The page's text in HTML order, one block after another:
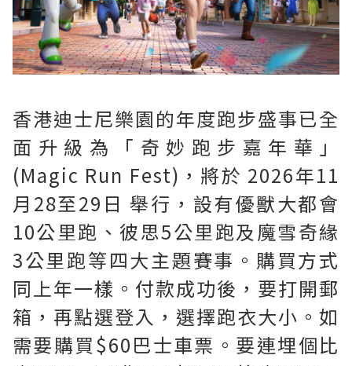
香港迪士尼樂園的年度跑步盛事已全
面升級為「奇妙跑步嘉年華」
(Magic Run Fest)，將於 2026年11
月28至29日 舉行，設有優獸大都會
10公里跑、彼思5公里跑及魔雪奇緣
3公里跑等四大主題賽事。購買方式
同上年一樣。付款成功後，要打開郵
箱，再點選登入，選擇跑衣大小。如
需要購買$60巴士車票。要連埋個比